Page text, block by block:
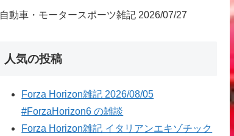
自動車・モータースポーツ雑記 2026/07/27
人気の投稿
Forza Horizon雑記 2026/08/05
#ForzaHorizon6 の雑談
Forza Horizon雑記 イタリアンエキゾチック